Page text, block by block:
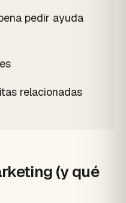
pedir ayuda
relacionadas
(y qué